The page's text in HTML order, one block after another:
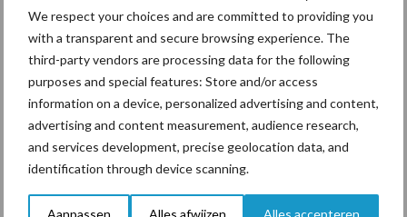
We respect your choices and are committed to providing you
with a transparent and secure browsing experience. The
third-party vendors are processing data for the following
purposes and special features: Store and/or access
information on a device, personalized advertising and content,
advertising and content measurement, audience research,
and services development, precise geolocation data, and
identification through device scanning.
Aanpassen Alles afwijzen Alles accepteren
Pöttinger introduceert
compacte dubbelrotor-
zwadhark in de hef
Themapagina's